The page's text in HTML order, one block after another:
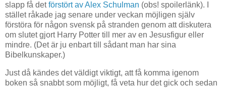
slapp få detförstört av Alex Schulman (obs! spoilerlänk). I
stället råkade jag senare under veckan möjligen själv
förstöra för någon svensk på stranden genom att diskutera
om slutet gjort Harry Potter till mer av en Jesusfigur eller
mindre. (Det är ju enbart till sådant man har sina
Bibelkunskaper.)
Just då kändes det väldigt viktigt, att få komma igenom
boken så snabbt som möjligt, få veta hur det gick och sedan